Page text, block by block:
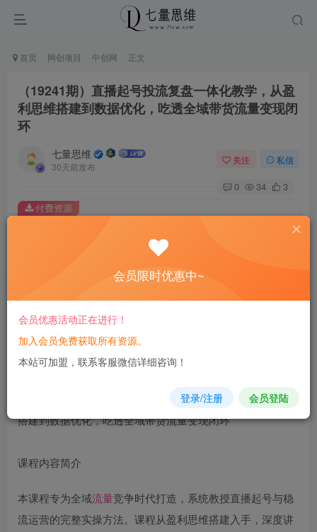
首页 网创项目 中创网 正文
（19241期）直播起号投流复盘一体化教学，从盈
利思维搭建到数据优化，吃透全域带货流量变现闭
环
七量思维
30天前发布
关注 私信
0 34 3
此内容为付费资源，请付费后查看
￥8.8
黄金会员免费 钻石会员免费
您当前未登录！建议登陆后购买，可保存购买订单
付费资源
课程内容简介
本课程专为全域流量竞争时代打造，系统教授直播起号与稳
流运营的完整实操方法。课程从盈利思维搭建入手，深度讲
会员限时优惠中~
会员优惠活动正在进行！
加入会员免费获取所有资源。
本站可加盟，联系客服微信详细咨询！
登录/注册 会员登陆